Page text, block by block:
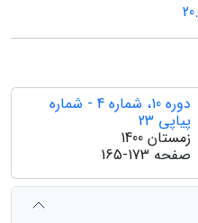
دوره 10، شماره 4 - شماره
پیاپی 23
زمستان 1400
صفحه 165-173